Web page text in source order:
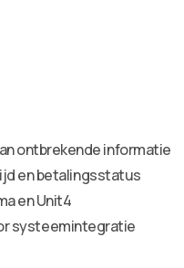
ontbrekende informatie
en betalingsstatus
en Unit4
systeemintegratie